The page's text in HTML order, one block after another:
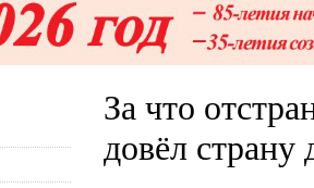
За что
довёл страну